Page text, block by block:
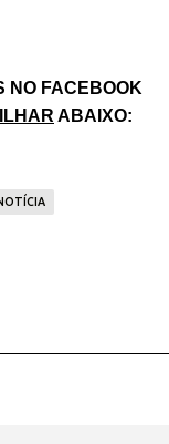
NO FACEBOOK
ABAIXO: